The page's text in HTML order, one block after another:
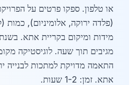
או טלפון. ספקו פרטים על
מגיבים תוך שעה. לוגיסטיקה
התאמה מדויקת למתכות לבנייה
אתא. זמן: 1-2 שעות.